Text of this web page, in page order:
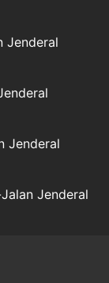
Jenderal
Jenderal
Jenderal